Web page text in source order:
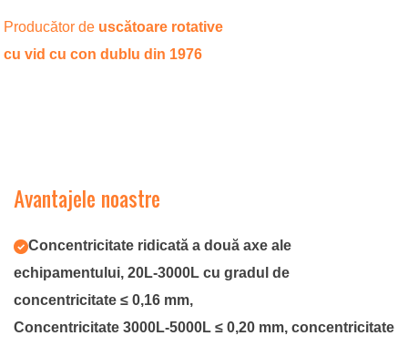
Producător de uscătoare rotative
cu vid cu con dublu din 1976
Avantajele noastre
Concentricitate ridicată a două axe ale
echipamentului, 20L-3000L cu gradul de
concentricitate ≤ 0,16 mm,
Concentricitate 3000L-5000L ≤ 0,20 mm, concentricitate